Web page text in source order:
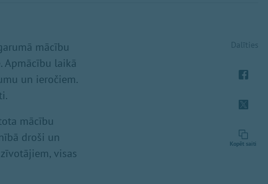
mācību
Apmācību laikā
un ieročiem.
mācību
droši un
visas
Dalīties
Kopēt saiti